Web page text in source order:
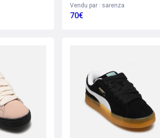
Vendu par : sarenza
70€